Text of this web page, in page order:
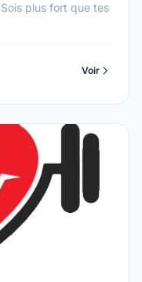
plus fort que tes
Voir